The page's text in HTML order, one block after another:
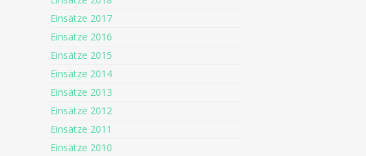
Einsätze 2017
Einsätze 2016
Einsätze 2015
Einsätze 2014
Einsätze 2013
Einsätze 2012
Einsätze 2011
Einsätze 2010